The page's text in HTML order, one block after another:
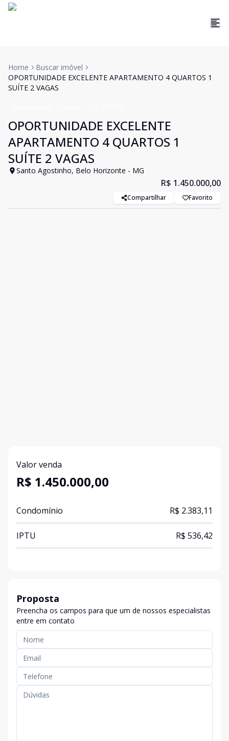
Home
Buscar imóvel
OPORTUNIDADE EXCELENTE APARTAMENTO 4 QUARTOS 1
SUÍTE 2 VAGAS
OPORTUNIDADE EXCELENTE
APARTAMENTO 4 QUARTOS 1
SUÍTE 2 VAGAS
Santo Agostinho, Belo Horizonte - MG
R$ 1.450.000,00
Compartilhar Favorito
Valor venda
R$ 1.450.000,00
Condomínio R$ 2.383,11
IPTU R$ 536,42
Proposta
Preencha os campos para que um de nossos especialistas
entre em contato